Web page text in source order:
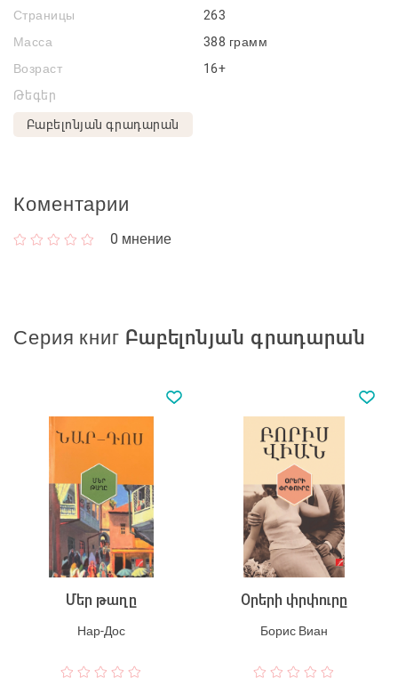
Страницы
263
Масса
388 грамм
Возраст
16+
Թեգեր
Բաբելոնյան գրադարան
Коментарии
0 мнение
Серия книг Բաբելոնյան գրադարան
Մեր թաղը
Нар-Дос
Օրերի փրփուրը
Борис Виан